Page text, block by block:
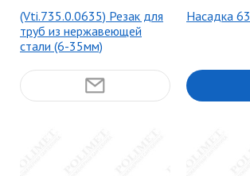
(Vti.735.0.0635) Резак для
труб из нержавеющей
стали (6-35мм)
Hасадка 63